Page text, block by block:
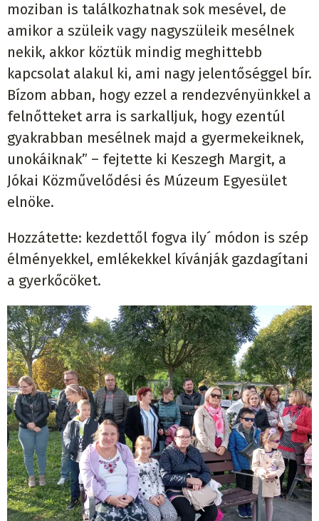
moziban is találkozhatnak sok mesével, de
amikor a szüleik vagy nagyszüleik mesélnek
nekik, akkor köztük mindig meghittebb
kapcsolat alakul ki, ami nagy jelentőséggel bír.
Bízom abban, hogy ezzel a rendezvényünkkel a
felnőtteket arra is sarkalljuk, hogy ezentúl
gyakrabban mesélnek majd a gyermekeiknek,
unokáiknak” – fejtette ki Keszegh Margit, a
Jókai Közművelődési és Múzeum Egyesület
elnöke.
Hozzátette: kezdettől fogva ily´ módon is szép
élményekkel, emlékekkel kívánják gazdagítani
a gyerkőcöket.